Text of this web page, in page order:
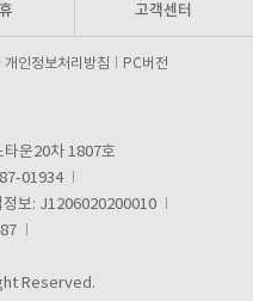
고객센터
개인정보처리방침 PC버전
타운20차 1807호
01934
정보: J1206020200010
Reserved.